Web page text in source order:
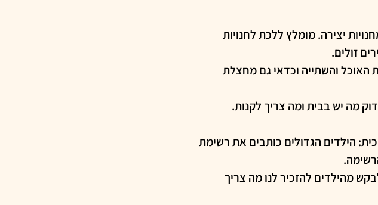
יצירה. מומלץ ללכת לחנויות
זולים.
האוכל והשתייה וכדאי גם מחצלת
מה יש בבית ומה צריך לקנות.
הילדים הגדולים כותבים את רשימת
מהילדים להזכיר לנו מה צריך